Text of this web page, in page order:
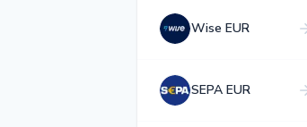
Wise EUR
SEPA EUR